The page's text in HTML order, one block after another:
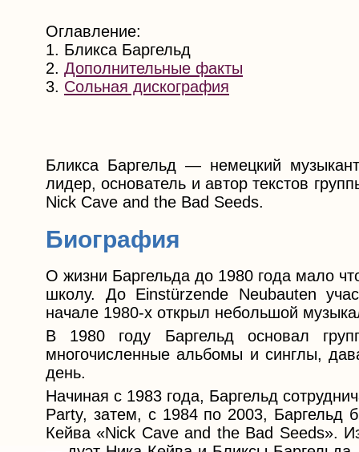
Оглавление:
1. Бликса Баргельд
2. Дополнительные факты
3. Сольная дискография
Бликса Баргельд — немецкий
лидер, основатель и автор текстов
Nick Cave and the Bad Seeds.
Биография
О жизни Баргельда до 1980 года мало
школу. До Einstürzende Neubauten
начале 1980-х открыл небольшой
В 1980 году Баргельд основал
многочисленные альбомы и синглы,
день.
Начиная с 1983 года, Баргельд
Party, затем, с 1984 по 2003, Баргельд
Кейва «Nick Cave and the Bad Seeds».